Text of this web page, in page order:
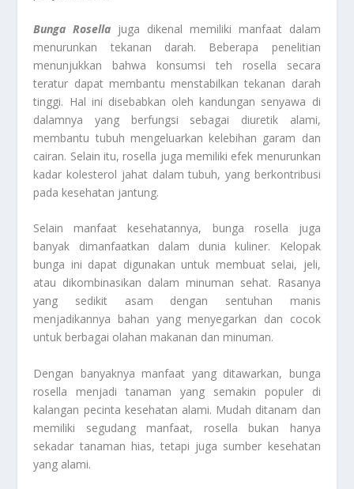
Bunga Rosella juga dikenal memiliki manfaat dalam
menurunkan tekanan darah. Beberapa penelitian
menunjukkan bahwa konsumsi teh rosella secara
teratur dapat membantu menstabilkan tekanan darah
tinggi. Hal ini disebabkan oleh kandungan senyawa di
dalamnya yang berfungsi sebagai diuretik alami,
membantu tubuh mengeluarkan kelebihan garam dan
cairan. Selain itu, rosella juga memiliki efek menurunkan
kadar kolesterol jahat dalam tubuh, yang berkontribusi
pada kesehatan jantung.
Selain manfaat kesehatannya, bunga rosella juga
banyak dimanfaatkan dalam dunia kuliner. Kelopak
bunga ini dapat digunakan untuk membuat selai, jeli,
atau dikombinasikan dalam minuman sehat. Rasanya
yang sedikit asam dengan sentuhan manis
menjadikannya bahan yang menyegarkan dan cocok
untuk berbagai olahan makanan dan minuman.
Dengan banyaknya manfaat yang ditawarkan, bunga
rosella menjadi tanaman yang semakin populer di
kalangan pecinta kesehatan alami. Mudah ditanam dan
memiliki segudang manfaat, rosella bukan hanya
sekadar tanaman hias, tetapi juga sumber kesehatan
yang alami.